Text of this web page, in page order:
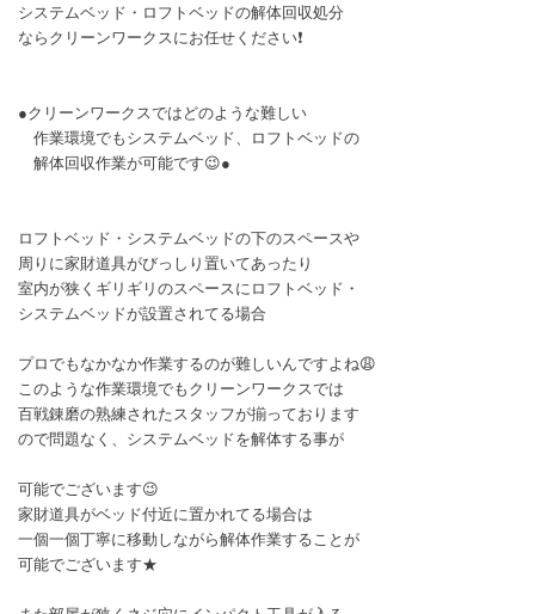
システムベッド・ロフトベッドの解体回収処分
ならクリーンワークスにお任せください❗
●クリーンワークスではどのような難しい
作業環境でもシステムベッド、ロフトベッドの
解体回収作業が可能です😉●
ロフトベッド・システムベッドの下のスペースや
周りに家財道具がびっしり置いてあったり
室内が狭くギリギリのスペースにロフトベッド・
システムベッドが設置されてる場合
プロでもなかなか作業するのが難しいんですよね😩
このような作業環境でもクリーンワークスでは
百戦錬磨の熟練されたスタッフが揃っております
ので問題なく、システムベッドを解体する事が
可能でございます😉
家財道具がベッド付近に置かれてる場合は
一個一個丁寧に移動しながら解体作業することが
可能でございます★